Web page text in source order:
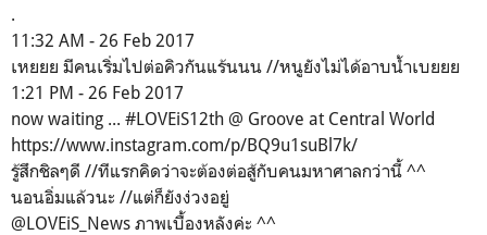
.
11:32 AM - 26 Feb 2017
เหยยย มีคนเริ่มไปต่อคิวกันแร้นนน //หนูยังไม่ได้อาบน้ำเบยยย
1:21 PM - 26 Feb 2017
now waiting ... #LOVEiS12th @ Groove at Central World
https://www.instagram.com/p/BQ9u1suBl7k/
รู้สึกชิลๆดี //ทีแรกคิดว่าจะต้องต่อสู้กับคนมหาศาลกว่านี้ ^^
นอนอิ่มแล้วนะ //แต่ก็ยังง่วงอยู่
@LOVEiS_News ภาพเบื้องหลังค่ะ ^^